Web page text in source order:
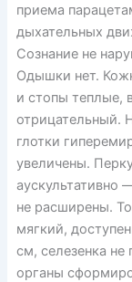
приема
дыхательных
Сознание не
Одышки нет.
и стопы теплые,
отрицательный.
глотки
увеличены.
аускультативно
не расширены.
мягкий,
см, селезенка
органы